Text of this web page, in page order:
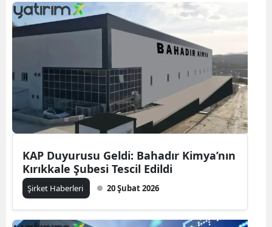
KAP Duyurusu Geldi: Bahadır Kimya’nın
Kırıkkale Şubesi Tescil Edildi
Şirket Haberleri 20 Şubat 2026